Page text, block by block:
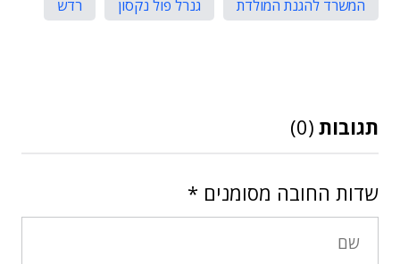
המשרד להגנת המולדת
גנרל פול נקסון רדש
תגובות (0)
שדות החובה מסומנים *